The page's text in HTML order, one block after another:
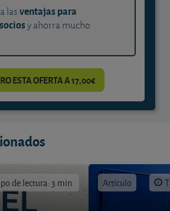
lasventajas para
y ahorra mucho
ESTA OFERTA A 17,00€
de lectura: 3 min. Artículo